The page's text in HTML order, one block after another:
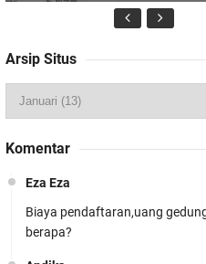
Deklarasi, dan Komitmen
Arsip Situs
Komentar
Eza Eza
Biaya pendaftaran,uang
berapa?